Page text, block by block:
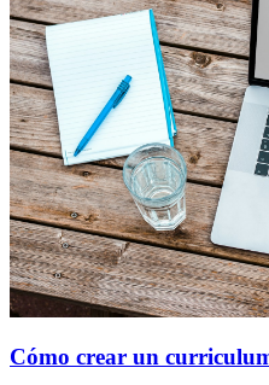
Cómo crear un